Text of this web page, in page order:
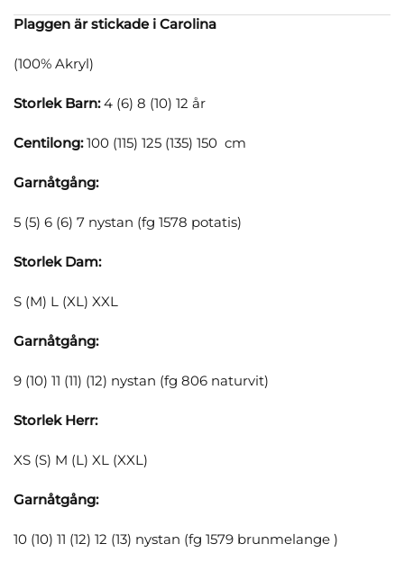
Plaggen är stickade i Carolina
(100% Akryl)
Storlek Barn:4 (6) 8 (10) 12 år
Centilong:100 (115) 125 (135) 150 cm
Garnåtgång:
5 (5) 6 (6) 7 nystan (fg 1578 potatis)
Storlek Dam:
S (M) L (XL) XXL
Garnåtgång:
9 (10) 11 (11) (12) nystan (fg 806 naturvit)
Storlek Herr:
XS (S) M (L) XL (XXL)
Garnåtgång:
10 (10) 11 (12) 12 (13) nystan (fg 1579 brunmelange )